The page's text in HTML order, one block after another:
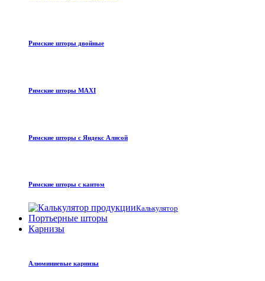
Римские шторы двойные
Римские шторы MAXI
Римские шторы с Яндекс Алисой
Римские шторы с кантом
Калькулятор
Портьерные шторы
Карнизы
Алюминиевые карнизы